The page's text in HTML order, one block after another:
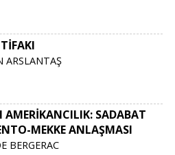
ARSLANTAŞ
AMERİKANCILIK: SADABAT
MEKKE ANLAŞMASI
BERGERAC